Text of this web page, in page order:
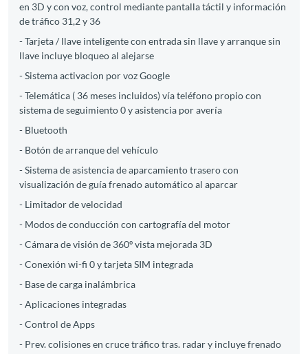
en 3D y con voz, control mediante pantalla táctil y información
de tráfico 31,2 y 36
- Tarjeta / llave inteligente con entrada sin llave y arranque sin
llave incluye bloqueo al alejarse
- Sistema activacion por voz Google
- Telemática ( 36 meses incluidos) vía teléfono propio con
sistema de seguimiento 0 y asistencia por avería
- Bluetooth
- Botón de arranque del vehículo
- Sistema de asistencia de aparcamiento trasero con
visualización de guía frenado automático al aparcar
- Limitador de velocidad
- Modos de conducción con cartografía del motor
- Cámara de visión de 360º vista mejorada 3D
- Conexión wi-fi 0 y tarjeta SIM integrada
- Base de carga inalámbrica
- Aplicaciones integradas
- Control de Apps
- Prev. colisiones en cruce tráfico tras. radar y incluye frenado